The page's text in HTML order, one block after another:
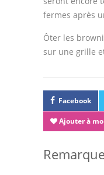
fermes après
Ôter les
sur une grille
Facebook
Ajouter à